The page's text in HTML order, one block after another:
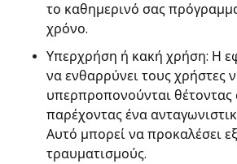
το καθημερινό σας
χρόνο.
Υπερχρήση ή κακή χρήση: Η
να ενθαρρύνει τους χρήστες
υπερπροπονούνται θέτοντας
παρέχοντας ένα
Αυτό μπορεί να προκαλέσει
τραυματισμούς.